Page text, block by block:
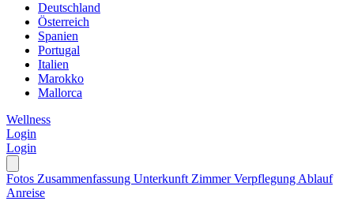
Deutschland
Österreich
Spanien
Portugal
Italien
Marokko
Mallorca
Wellness
Login
Login
Fotos Zusammenfassung Unterkunft ZimmerVerpflegung Ablauf
Anreise